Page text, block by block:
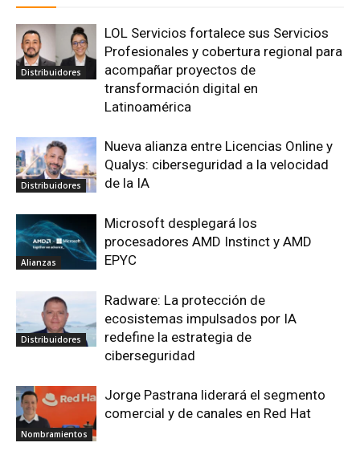
Distribuidores
LOL Servicios fortalece sus Servicios
Profesionales y cobertura regional para
acompañar proyectos de
transformación digital en
Latinoamérica
Distribuidores
Nueva alianza entre Licencias Online y
Qualys: ciberseguridad a la velocidad
de la IA
Alianzas
Microsoft desplegará los
procesadores AMD Instinct y AMD
EPYC
Distribuidores
Radware: La protección de
ecosistemas impulsados por IA
redefine la estrategia de
ciberseguridad
Nombramientos
Jorge Pastrana liderará el segmento
comercial y de canales en Red Hat